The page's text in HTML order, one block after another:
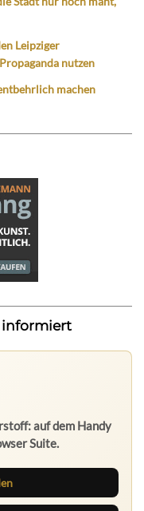
Leipziger
nutzen
machen
informiert
auf dem Handy
Suite.